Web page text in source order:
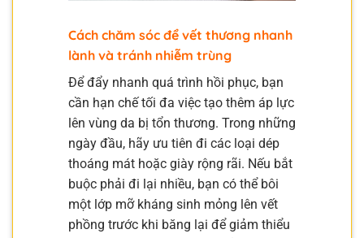
Cách chăm sóc để vết thương nhanh
lành và tránh nhiễm trùng
Để đẩy nhanh quá trình hồi phục, bạn
cần hạn chế tối đa việc tạo thêm áp lực
lên vùng da bị tổn thương. Trong những
ngày đầu, hãy ưu tiên đi các loại dép
thoáng mát hoặc giày rộng rãi. Nếu bắt
buộc phải đi lại nhiều, bạn có thể bôi
một lớp mỡ kháng sinh mỏng lên vết
phồng trước khi băng lại để giảm thiểu